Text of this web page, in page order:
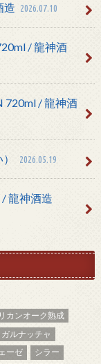
造 2026.07.10
/ 龍神酒
720ml / 龍神酒
2026.05.19
龍神酒造
カンオーク熟成
ガルナッチャ
ーゼ
シラー